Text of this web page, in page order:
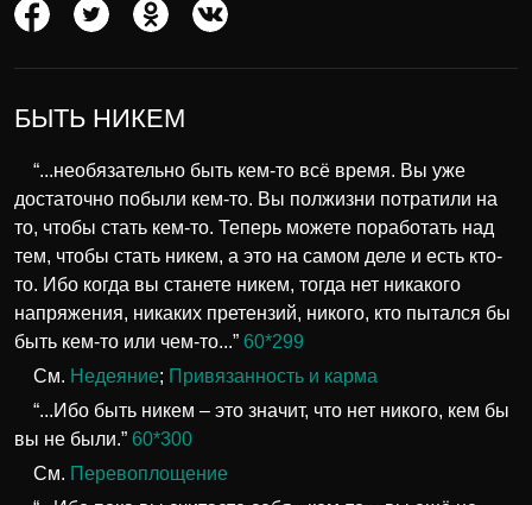
БЫТЬ НИКЕМ
“...необязательно быть кем-то всё время. Вы уже
достаточно побыли кем-то. Вы полжизни потратили на
то, чтобы стать кем-то. Теперь можете поработать над
тем, чтобы стать никем, а это на самом деле и есть кто-
то. Ибо когда вы станете никем, тогда нет никакого
напряжения, никаких претензий, никого, кто пытался бы
быть кем-то или чем-то...” 60*299
См. Недеяние; Привязанность и карма
“...Ибо быть никем – это значит, что нет никого, кем бы
вы не были.” 60*300
См. Перевоплощение